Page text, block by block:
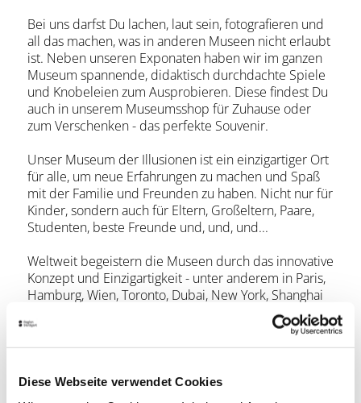
Diese Webseite verwendet Cookies
Bei uns darfst Du lachen, laut sein, fotografieren und
all das machen, was in anderen Museen nicht erlaubt
ist. Neben unseren Exponaten haben wir im ganzen
Museum spannende, didaktisch durchdachte Spiele
und Knobeleien zum Ausprobieren. Diese findest Du
auch in unserem Museumsshop für Zuhause oder
zum Verschenken - das perfekte Souvenir.
Unser Museum der Illusionen ist ein einzigartiger Ort
für alle, um neue Erfahrungen zu machen und Spaß
mit der Familie und Freunden zu haben. Nicht nur für
Kinder, sondern auch für Eltern, Großeltern, Paare,
Studenten, beste Freunde und, und, und...
Weltweit begeistern die Museen durch das innovative
Konzept und Einzigartigkeit - unter anderem in Paris,
Hamburg, Wien, Toronto, Dubai, New York, Shanghai
Besuche die Welt der Illusionen und entdecke das
Und: vergiss nicht Dein Smartphone oder Deine